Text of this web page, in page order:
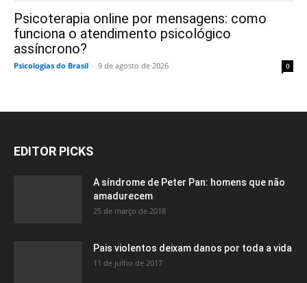
Psicoterapia online por mensagens: como
funciona o atendimento psicológico
assíncrono?
Psicologias do Brasil - 9 de agosto de 2026 0
EDITOR PICKS
A síndrome de Peter Pan: homens que não
amadurecem
25 de março de 2018
Pais violentos deixam danos por toda a vida
11 de julho de 2017